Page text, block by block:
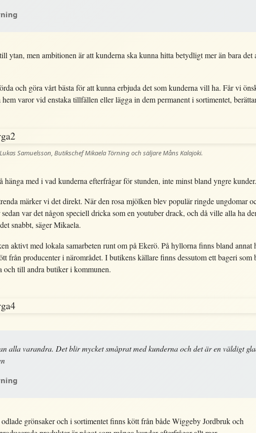
ytan, men ambitionen är att kunderna ska kunna hitta betydligt mer än bara det
och göra vårt bästa för att kunna erbjuda det som kunderna vill ha. Får vi
varor vid enstaka tillfällen eller lägga in dem permanent i sortimentet,
Samuelsson, Butikschef Mikaela Törning och säljare Måns Kalajoki.
hänga med i vad kunderna efterfrågar för stunden, inte minst bland yngre kunder.
märker vi det direkt. När den rosa mjölken blev populär ringde ungdomar
var det någon speciell dricka som en youtuber drack, och då ville alla ha
snabbt, säger Mikaela.
aktivt med lokala samarbeten runt om på Ekerö. På hyllorna finns bland annat
från producenter i närområdet. I butikens källare finns dessutom ett bageri som
till andra butiker i kommunen.
alla varandra. Det blir mycket småprat med kunderna och det är en väldigt
grönsaker och i sortimentet finns kött från både Wiggeby Jordbruk och